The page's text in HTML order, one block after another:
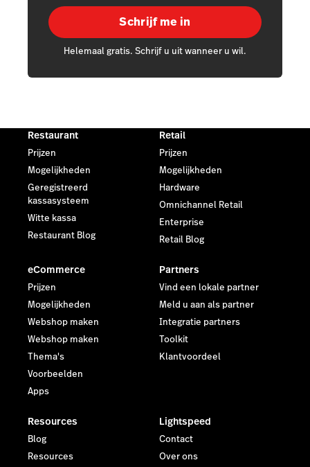
Schrijf me in
Helemaal gratis. Schrijf u uit wanneer u wil.
Restaurant
Prijzen
Mogelijkheden
Geregistreerd
kassasysteem
Witte kassa
Restaurant Blog
Retail
Prijzen
Mogelijkheden
Hardware
Omnichannel Retail
Enterprise
Retail Blog
eCommerce
Prijzen
Mogelijkheden
Webshop maken
Webshop maken
Thema's
Voorbeelden
Apps
Partners
Vind een lokale partner
Meld u aan als partner
Integratie partners
Toolkit
Klantvoordeel
Resources
Blog
Resources
Lightspeed
Contact
Over ons